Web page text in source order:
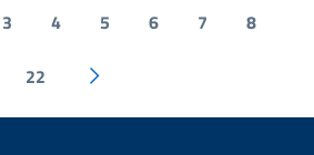
3 4 5 6 7 8
22